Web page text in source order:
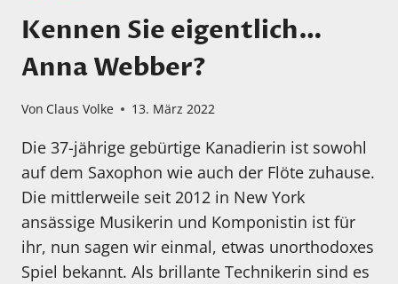
Kennen Sie eigentlich…
Anna Webber?
Von Claus Volke 13. März 2022
Die 37-jährige gebürtige Kanadierin ist sowohl
auf dem Saxophon wie auch der Flöte zuhause.
Die mittlerweile seit 2012 in New York
ansässige Musikerin und Komponistin ist für
ihr, nun sagen wir einmal, etwas unorthodoxes
Spiel bekannt. Als brillante Technikerin sind es